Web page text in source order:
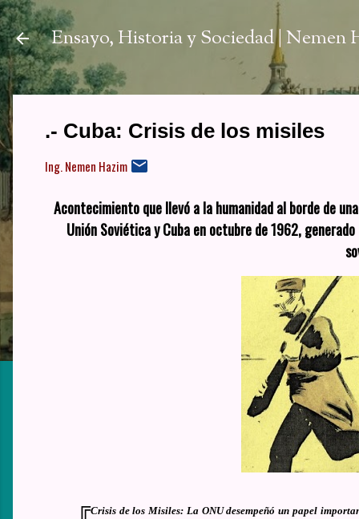
Ensayo, Historia y Sociedad | Nemen
.- Cuba: Crisis de los misiles
Ing. Nemen Hazim
Acontecimiento que llevó a la humanidad al borde de
Unión Soviética y Cuba en octubre de 1962,
╔Crisis de los Misiles: La ONU desempeñó un papel